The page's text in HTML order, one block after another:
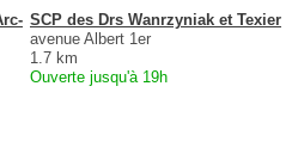
SCP des Drs Wanrzyniak et Texier
avenue Albert 1er
1.7 km
Ouverte jusqu'à 19h